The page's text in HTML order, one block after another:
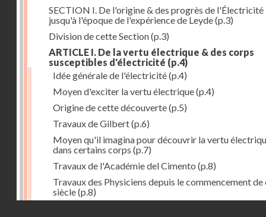
SECTION I. De l'origine & des progrès de l'Électricité
jusqu'à l'époque de l'expérience de Leyde(p.3)
Division de cette Section(p.3)
ARTICLE I. De la vertu électrique & des corps
susceptibles d'électricité (p.4)
Idée générale de l'électricité(p.4)
Moyen d'exciter la vertu électrique(p.4)
Origine de cette découverte(p.5)
Travaux de Gilbert(p.6)
Moyen qu'il imagina pour découvrir la vertu
dans certains corps (p.7)
Travaux de l'Académie del Cimento (p.8)
Travaux des Physiciens depuis le commencement de
siècle(p.8)